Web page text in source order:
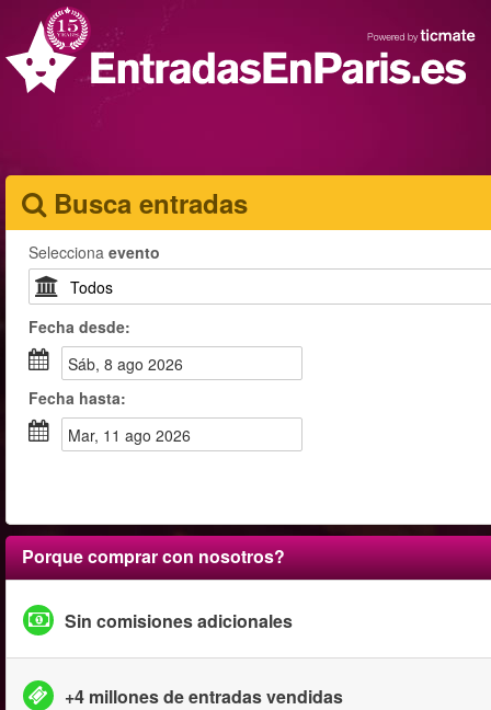
Busca entradas
Selecciona evento
Fecha desde:
sáb, 8 ago 2026
Fecha hasta:
mar, 11 ago 2026
Porque comprar con nosotros?
Sin comisiones adicionales
+4 millones de entradas vendidas